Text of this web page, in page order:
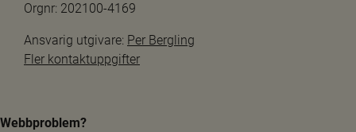
Orgnr: 202100-4169
Ansvarig utgivare: Per Bergling
Fler kontaktuppgifter
Webbproblem?